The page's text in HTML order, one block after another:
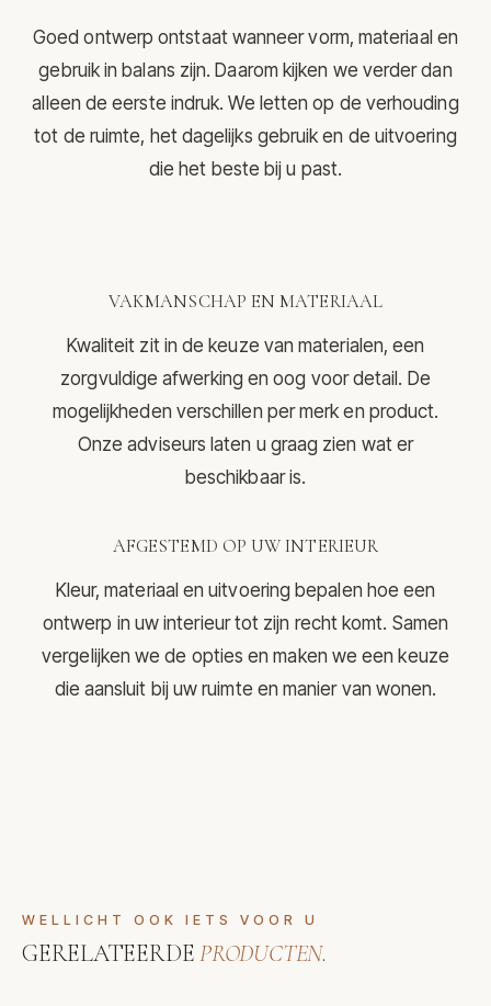
Goed ontwerp ontstaat wanneer vorm, materiaal en
gebruik in balans zijn. Daarom kijken we verder dan
alleen de eerste indruk. We letten op de verhouding
tot de ruimte, het dagelijks gebruik en de uitvoering
die het beste bij u past.
VAKMANSCHAP EN MATERIAAL
Kwaliteit zit in de keuze van materialen, een
zorgvuldige afwerking en oog voor detail. De
mogelijkheden verschillen per merk en product.
Onze adviseurs laten u graag zien wat er
beschikbaar is.
AFGESTEMD OP UW INTERIEUR
Kleur, materiaal en uitvoering bepalen hoe een
ontwerp in uw interieur tot zijn recht komt. Samen
vergelijken we de opties en maken we een keuze
die aansluit bij uw ruimte en manier van wonen.
WELLICHT OOK IETS VOOR U
GERELATEERDEPRODUCTEN.